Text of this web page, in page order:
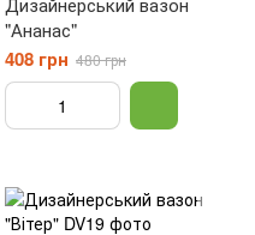
"Ананас"
408 грн 480 грн